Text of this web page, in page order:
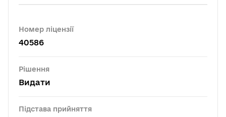
Номер ліцензії
40586
Рішення
Видати
Підстава прийняття